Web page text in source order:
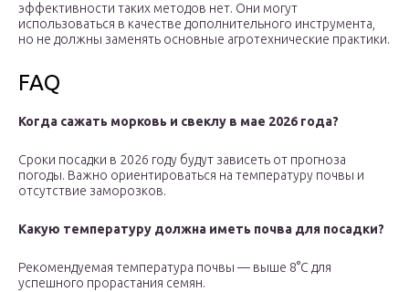
эффективности таких методов нет. Они могут
использоваться в качестве дополнительного инструмента,
но не должны заменять основные агротехнические практики.
FAQ
Когда сажать морковь и свеклу в мае 2026 года?
Сроки посадки в 2026 году будут зависеть от прогноза
погоды. Важно ориентироваться на температуру почвы и
отсутствие заморозков.
Какую температуру должна иметь почва для посадки?
Рекомендуемая температура почвы — выше 8°C для
успешного прорастания семян.